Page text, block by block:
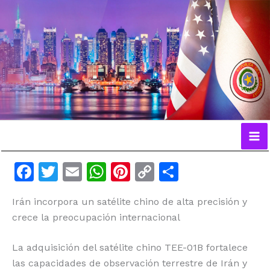
contenido
F
c
b
T
itt
E
ai
l
W
at
A
Pi
te
st
C
p
Li
m
ar
Irán incorpora un satélite chino de alta precisión y
crece la preocupación internacional
La adquisición del satélite chino TEE-01B fortalece
las capacidades de observación terrestre de Irán y